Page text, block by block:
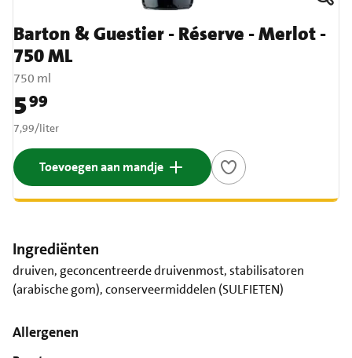
Barton & Guestier - Réserve - Merlot -
750 ML
750 ml
Prijs: € 5,99
599
€ 7,99 per liter
7,99/liter
Toevoegen aan mandje
Ingrediënten
druiven, geconcentreerde druivenmost, stabilisatoren
(arabische gom), conserveermiddelen (SULFIETEN)
Allergenen